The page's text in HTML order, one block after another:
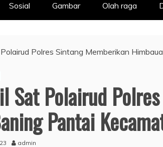
Sosial Gambar Olah raga
Sat Polairud
Pantai
admin